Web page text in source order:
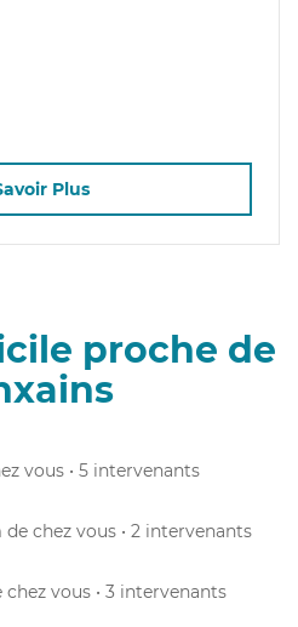
Plus
proche de
vous • 5 intervenants
de chez vous • 2 intervenants
chez vous • 3 intervenants